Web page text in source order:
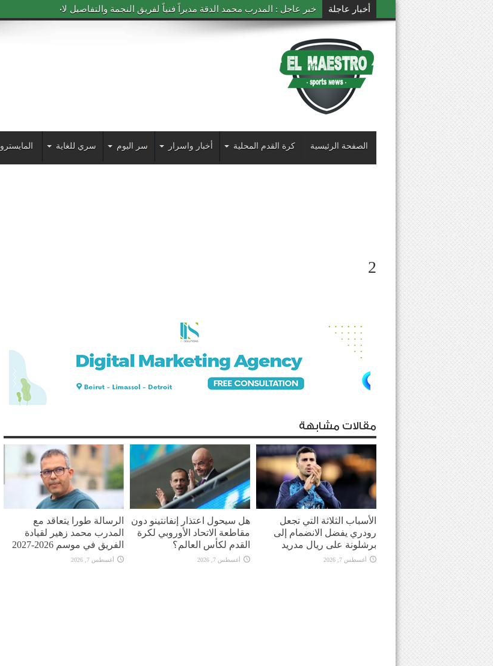
أخبار عاجلة خبر عاجل : المدرب محمد الدقة مديراً فنياً لفريق النجمة والتفاصيل لاحقاً
الصفحة الرئيسية كرة القدم المحلية أخبار واسرار سر اليوم سري للغاية المايسترو
2
مقالات مشابهة
الأسباب الثلاثة التي تجعل
رودري يفضل الانضمام إلى
برشلونة على ريال مدريد
أغسطس 7, 2026
هل سيحول اعتذار إنفانتينو دون
مقاطعة الاتحاد الأوروبي لكرة
القدم لكأس العالم؟
أغسطس 7, 2026
الرسالة طورا يتعاقد مع
المدرب محمد زهير لقيادة
الفريق في موسم 2026-2027
أغسطس 7, 2026